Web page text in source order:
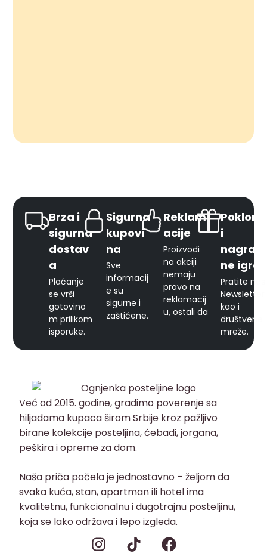
Brza i
sigurna
dostav
a
Plaćanje
se vrši
gotovino
m prilikom
isporuke.
Sigurna
kupovi
na
Sve
informacij
e su
sigurne i
zaštićene.
Reklam
acije
Proizvodi
na akciji
nemaju
pravo na
reklamacij
u, ostali da
Pokloni
i
nagrad
ne igre
Pratite naš
Newsletter
kao i
društvene
mreže.
Već od 2015. godine, gradimo poverenje sa
hiljadama kupaca širom Srbije kroz pažljivo
birane kolekcije posteljina, ćebadi, jorgana,
peškira i opreme za dom.
Naša priča počela je jednostavno – željom da
svaka kuća, stan, apartman ili hotel ima
kvalitetnu, funkcionalnu i dugotrajnu posteljinu,
koja se lako održava i lepo izgleda.